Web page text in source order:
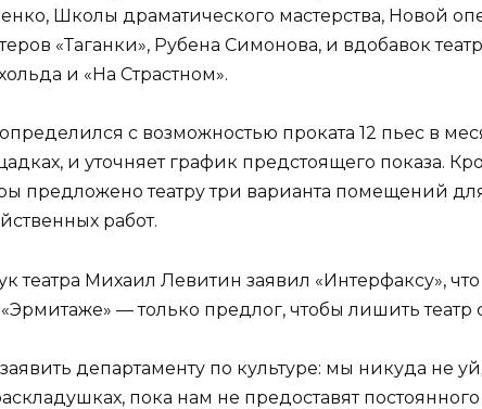
Школы драматического мастерства, Новой
«Таганки», Рубена Симонова, и вдобавок
и «На Страстном».
с возможностью проката 12 пьес в
и уточняет график предстоящего показа.
предложено театру три варианта помещений
работ.
театра Михаил Левитин заявил «Интерфаксу», что
— только предлог, чтобы лишить театр
департаменту по культуре: мы никуда не
пока нам не предоставят